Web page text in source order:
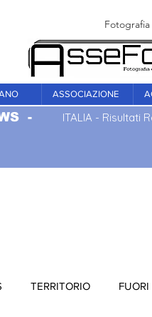
ASSOCIAZIONE
- ITALIA - Risultati
TERRITORIO